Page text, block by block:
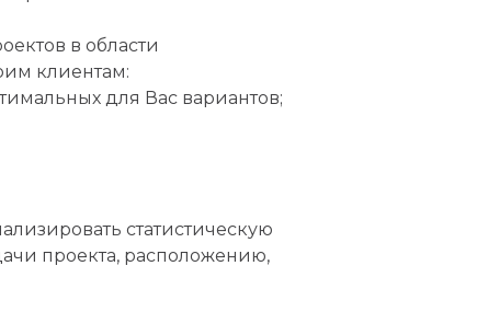
в области
клиентам:
для Вас вариантов;
статистическую
проекта, расположению,